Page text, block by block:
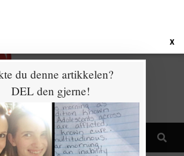
X
du denne artikkelen?
DEL den gjerne!